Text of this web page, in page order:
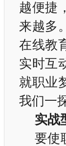
越便捷
来越多
在线教
实时互
就职业
我们一
实战
要使